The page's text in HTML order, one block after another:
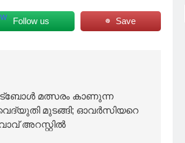
Follow us Save
മത്സരം കാണുന്ന
മുടങ്ങി; ഓവർസിയറെ
അറസ്റ്റിൽ